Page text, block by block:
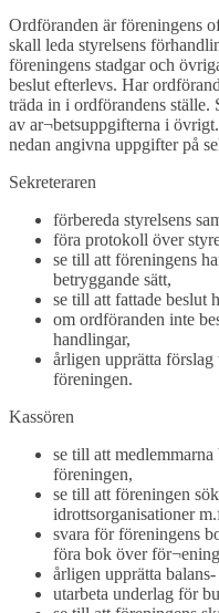
Ordföranden är föreningens
skall leda styrelsens
föreningens stadgar och
beslut efterlevs. Har
träda in i ordförandens ställe.
av ar¬betsuppgifterna i
nedan angivna uppgifter på
Sekreteraren
förbereda styrelsens
föra protokoll över
se till att föreningens
betryggande sätt,
se till att fattade beslut
om ordföranden inte
handlingar,
årligen upprätta
föreningen.
Kassören
se till att
föreningen,
se till att föreningen
idrottsorganisationer
svara för föreningens
föra bok över
årligen upprätta
utarbeta underlag för